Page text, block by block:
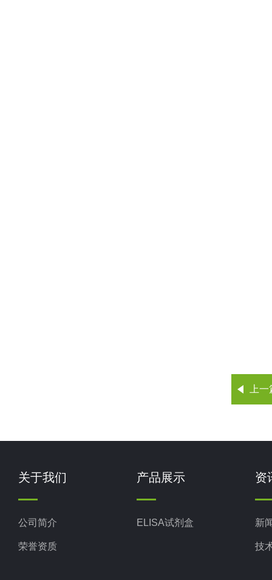
上
关于我们
公司简介
荣誉资质
产品展示
ELISA试剂盒
资
新
技